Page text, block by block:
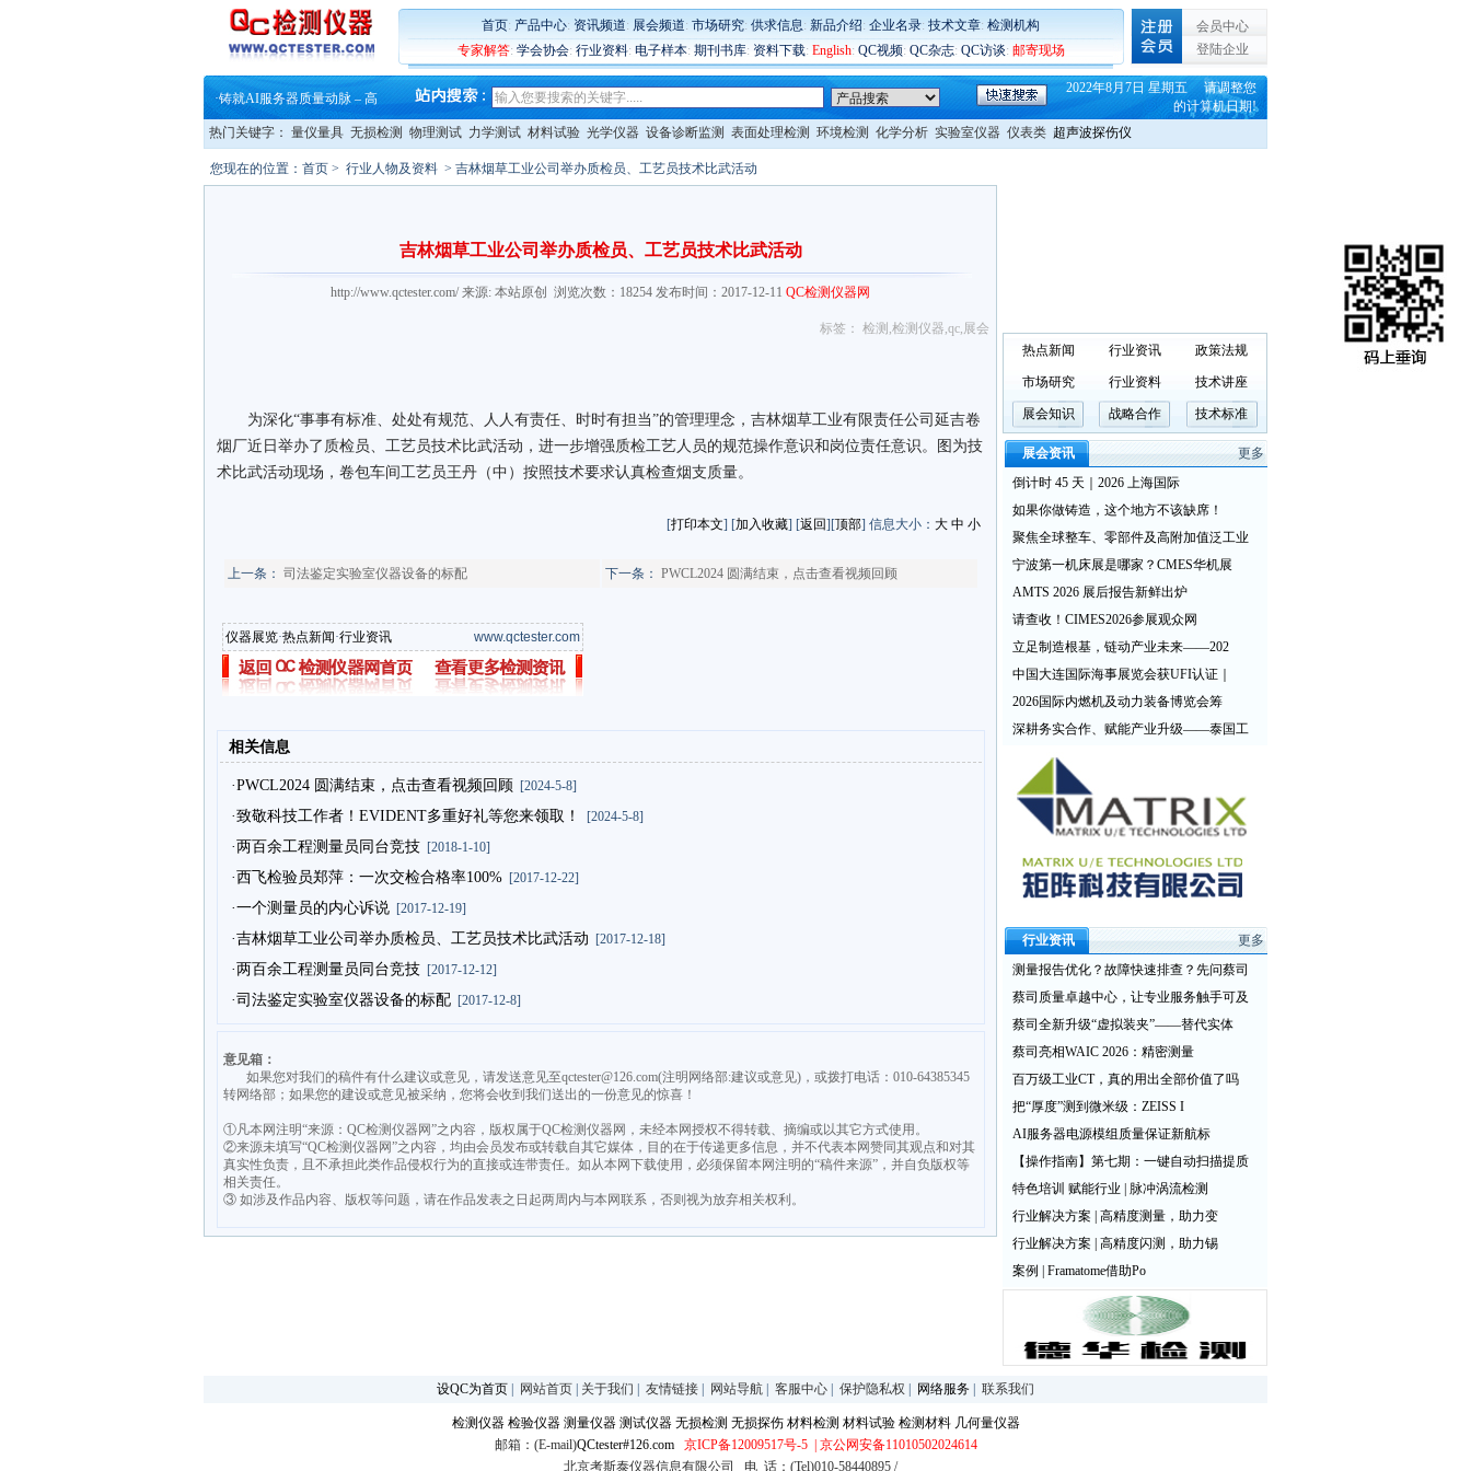
首页: 产品中心: 资讯频道: 展会频道: 市场研究: 供求信息: 新品介绍: 企业名录: 技术文章: 检测机构
专家解答: 学会协会: 行业资料: 电子样本: 期刊书库: 资料下载: English: QC视频: QC杂志: QC访谈: 邮寄现场
会员中心
登陆企业
·蔡司软件 | 高效变形分析能
·铸就AI服务器质量动脉 – 高
·铸就AI服务器质量动脉 – 高
·ZEISS BOSELLO ADR 让内部缺
·大牌云集 买家升级 ——26
ZEISS BOSELLO ADR 让内部缺
蔡司和亿纬锂能达成战略合作
大牌云集 买家升级 ——26
2022年8月7日 星期五 请调整您
的计算机日期!
热门关键字： 量仪量具 无损检测 物理测试 力学测试 材料试验 光学仪器 设备诊断监测 表面处理检测 环境检测 化学分析 实验室仪器 仪表类 超声波探伤仪
您现在的位置： 首页 > 行业人物及资料 > 吉林烟草工业公司举办质检员、工艺员技术比武活动
吉林烟草工业公司举办质检员、工艺员技术比武活动
http://www.qctester.com/ 来源: 本站原创 浏览次数：18254 发布时间：2017-12-11 QC检测仪器网
标签： 检测 ,检测仪器,qc,展会
为深化“事事有标准、处处有规范、人人有责任、时时有担当”的管理理念，吉林烟草工业有限责任公司延吉卷
烟厂近日举办了质检员、工艺员技术比武活动，进一步增强质检工艺人员的规范操作意识和岗位责任意识。图为技
术比武活动现场，卷包车间工艺员王丹（中）按照技术要求认真检查烟支质量。
[打印本文] [加入收藏] [返回][顶部] 信息大小： 大 中 小
上一条： 司法鉴定实验室仪器设备的标配 下一条： PWCL2024 圆满结束，点击查看视频回顾
仪器展览·热点新闻·行业资讯 www.qctester.com
相关信息
·PWCL2024 圆满结束，点击查看视频回顾 [2024-5-8]
·致敬科技工作者！EVIDENT多重好礼等您来领取！ [2024-5-8]
·两百余工程测量员同台竞技[2018-1-10]
·西飞检验员郑萍：一次交检合格率100%[2017-12-22]
·一个测量员的内心诉说[2017-12-19]
·吉林烟草工业公司举办质检员、工艺员技术比武活动 [2017-12-18]
·两百余工程测量员同台竞技[2017-12-12]
·司法鉴定实验室仪器设备的标配[2017-12-8]
意见箱：
如果您对我们的稿件有什么建议或意见，请发送意见至qctester@126.com(注明网络部:建议或意见)，或拨打电话：010-64385345
转网络部；如果您的建设或意见被采纳，您将会收到我们送出的一份意见的惊喜！
①凡本网注明“来源：QC检测仪器网”之内容，版权属于QC检测仪器网，未经本网授权不得转载、摘编或以其它方式使用。
②来源未填写“QC检测仪器网”之内容，均由会员发布或转载自其它媒体，目的在于传递更多信息，并不代表本网赞同其观点和对其
真实性负责，且不承担此类作品侵权行为的直接或连带责任。如从本网下载使用，必须保留本网注明的“稿件来源”，并自负版权等
相关责任。
③ 如涉及作品内容、版权等问题，请在作品发表之日起两周内与本网联系，否则视为放弃相关权利。
热点新闻 行业资讯 政策法规
市场研究 行业资料 技术讲座
展会知识 战略合作 技术标准
展会资讯
更多
倒计时 45 天｜2026 上海国际
如果你做铸造，这个地方不该缺席！
聚焦全球整车、零部件及高附加值泛工业
宁波第一机床展是哪家？CMES华机展
AMTS 2026 展后报告新鲜出炉
请查收！CIMES2026参展观众网
立足制造根基，链动产业未来——202
中国大连国际海事展览会获UFI认证｜
2026国际内燃机及动力装备博览会筹
深耕务实合作、赋能产业升级——泰国工
行业资讯
更多
测量报告优化？故障快速排查？先问蔡司
蔡司质量卓越中心，让专业服务触手可及
蔡司全新升级“虚拟装夹”——替代实体
蔡司亮相WAIC 2026：精密测量
百万级工业CT，真的用出全部价值了吗
把“厚度”测到微米级：ZEISS I
AI服务器电源模组质量保证新航标
【操作指南】第七期：一键自动扫描提质
特色培训 赋能行业 | 脉冲涡流检测
行业解决方案 | 高精度测量，助力变
行业解决方案 | 高精度闪测，助力锡
案例 | Framatome借助Po
设QC为首页 网站首页 关于我们 友情链接 网站导航 客服中心 保护隐私权 网络服务 联系我们
检测仪器 检验仪器 测量仪器 测试仪器 无损检测 无损探伤 材料检测 材料试验 检测材料 几何量仪器
邮箱：(E-mail)QCtester#126.com 京ICP备12009517号-5
| 京公网安备11010502024614
北京考斯泰仪器信息有限公司 电 话：(Tel)010-58440895 /